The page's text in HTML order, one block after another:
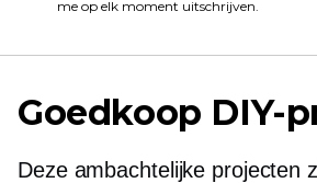
me op elk moment uitschrijven.
Goedkoop DIY-
Deze ambachtelijke projecten